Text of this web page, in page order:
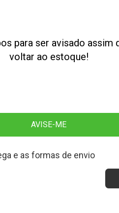
para ser avisado assim
voltar ao estoque!
AVISE-ME
e as formas de envio